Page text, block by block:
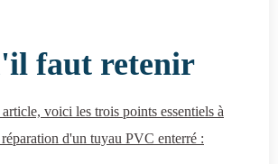
faut retenir
voici les trois points essentiels à
d'un tuyau PVC enterré :